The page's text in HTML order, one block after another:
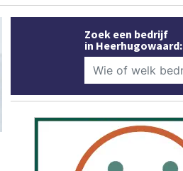
Zoek een bedrijf
in Heerhugowaard: